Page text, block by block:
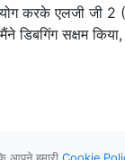
करके एलजी जी 2
है। मैंने डिबगिंग